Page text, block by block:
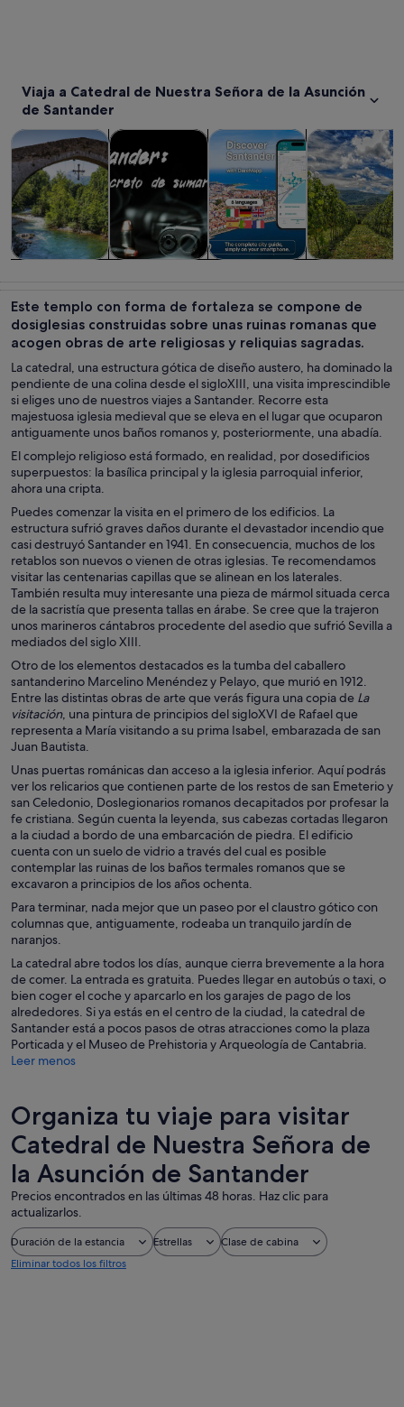
Viaja a Catedral de Nuestra Señora de la Asunción
de Santander
de un día
Visitas guiadas y excursiones de un díaSe abre en una
Historia y culturaSe abre en una pestaña
personalizadas
Visitas privadas y
nocturna
Comidas,
Este templo con forma de fortaleza se compone de
dosiglesias construidas sobre unas ruinas romanas que
acogen obras de arte religiosas y reliquias sagradas.
La catedral, una estructura gótica de diseño austero, ha dominado la
pendiente de una colina desde el sigloXIII, una visita imprescindible
si eliges uno de nuestros viajes a Santander. Recorre esta
majestuosa iglesia medieval que se eleva en el lugar que ocuparon
antiguamente unos baños romanos y, posteriormente, una abadía.
El complejo religioso está formado, en realidad, por dosedificios
superpuestos: la basílica principal y la iglesia parroquial inferior,
ahora una cripta.
Puedes comenzar la visita en el primero de los edificios. La
estructura sufrió graves daños durante el devastador incendio que
casi destruyó Santander en 1941. En consecuencia, muchos de los
retablos son nuevos o vienen de otras iglesias. Te recomendamos
visitar las centenarias capillas que se alinean en los laterales.
También resulta muy interesante una pieza de mármol situada cerca
de la sacristía que presenta tallas en árabe. Se cree que la trajeron
unos marineros cántabros procedente del asedio que sufrió Sevilla a
mediados del siglo XIII.
Otro de los elementos destacados es la tumba del caballero
santanderino Marcelino Menéndez y Pelayo, que murió en 1912.
Entre las distintas obras de arte que verás figura una copia de La
visitación, una pintura de principios del sigloXVI de Rafael que
representa a María visitando a su prima Isabel, embarazada de san
Juan Bautista.
Unas puertas románicas dan acceso a la iglesia inferior. Aquí podrás
ver los relicarios que contienen parte de los restos de san Emeterio y
san Celedonio, Doslegionarios romanos decapitados por profesar la
fe cristiana. Según cuenta la leyenda, sus cabezas cortadas llegaron
a la ciudad a bordo de una embarcación de piedra. El edificio
cuenta con un suelo de vidrio a través del cual es posible
contemplar las ruinas de los baños termales romanos que se
excavaron a principios de los años ochenta.
Para terminar, nada mejor que un paseo por el claustro gótico con
columnas que, antiguamente, rodeaba un tranquilo jardín de
naranjos.
La catedral abre todos los días, aunque cierra brevemente a la hora
de comer. La entrada es gratuita. Puedes llegar en autobús o taxi, o
bien coger el coche y aparcarlo en los garajes de pago de los
alrededores. Si ya estás en el centro de la ciudad, la catedral de
Santander está a pocos pasos de otras atracciones como la plaza
Porticada y el Museo de Prehistoria y Arqueología de Cantabria.
Leer menos
Organiza tu viaje para visitar
Catedral de Nuestra Señora de
la Asunción de Santander
Precios encontrados en las últimas 48 horas. Haz clic para
actualizarlos.
Duración de la estancia Estrellas
Clase de cabina
Eliminar todos los filtros